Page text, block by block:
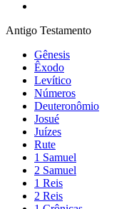
Antigo Testamento
Gênesis
Êxodo
Levítico
Números
Deuteronômio
Josué
Juízes
Rute
1 Samuel
2 Samuel
1 Reis
2 Reis